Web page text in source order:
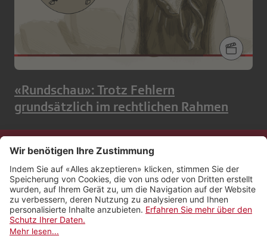
«Rundschau»: Trotz Fehlern
grundsätzlich im rechtlichen Rahmen
Kontakt
Impressum
Rechtliches
Netiquette